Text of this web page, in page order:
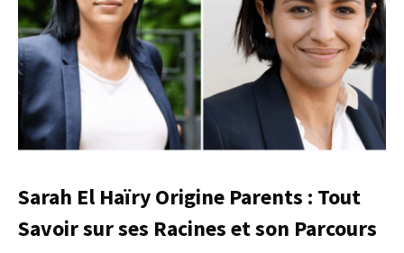
Sarah El Haïry Origine Parents : Tout
Savoir sur ses Racines et son Parcours